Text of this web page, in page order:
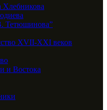
Тетюшинова”
XVII-XXI веков
и Востока